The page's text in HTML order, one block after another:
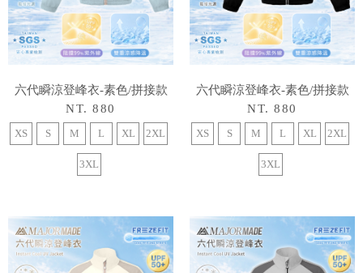
六代瞬涼登峰衣-素色/拼接款
NT. 880
XS S M L XL 2XL
3XL
六代瞬涼登峰衣-素色/拼接款
NT. 880
XS S M L XL 2XL
3XL